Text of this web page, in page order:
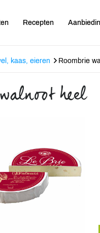
Recepten
kaas, eieren Roombrie
heel